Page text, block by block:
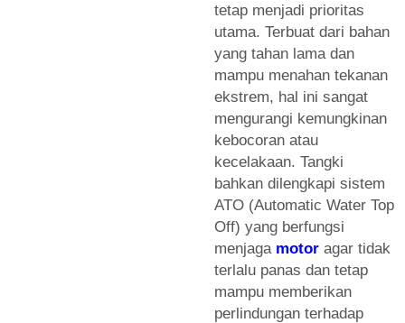
tetap menjadi prioritas
utama. Terbuat dari bahan
yang tahan lama dan
mampu menahan tekanan
ekstrem, hal ini sangat
mengurangi kemungkinan
kebocoran atau
kecelakaan. Tangki
bahkan dilengkapi sistem
ATO (Automatic Water Top
Off) yang berfungsi
menjaga motor agar tidak
terlalu panas dan tetap
mampu memberikan
perlindungan terhadap